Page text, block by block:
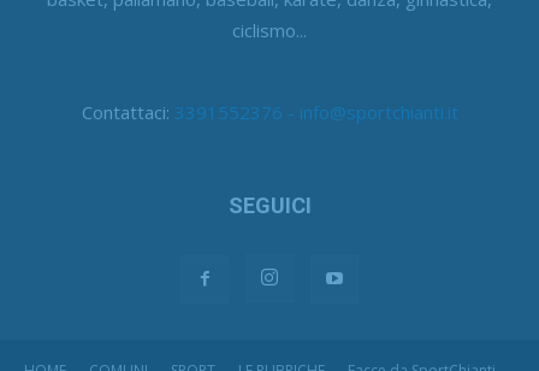
ciclismo...
Contattaci: 3391552376 - info@sportchianti.it
SEGUICI